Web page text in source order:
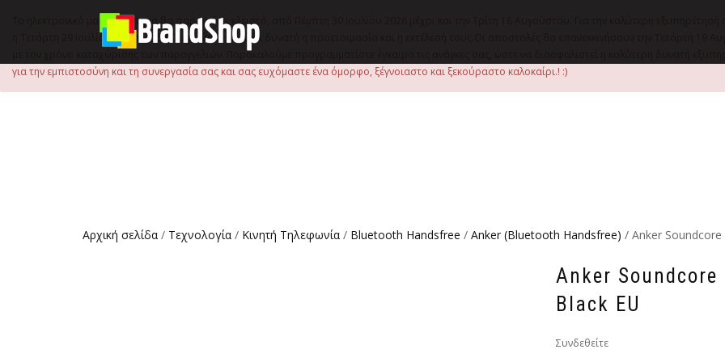
Το ηλεκτρονικό μας κατάστημα θα παραμείνει κλειστό, από Πέμπτη 30 Ιουλίου 2026 μέχρι και την Τρίτη 18 Αυγούστου. Για την καλύτερη
η Τετάρτη 29 Ιουλίου, έως τις 15:00 μ.μ., ώστε να είναι δυνατή η προετοιμασία και η εκτέλεσή τους.Οι αποστολές θα επανεκκινήσουν την Τετάρτη
με τον χρόνο καταχώρισης των παραγγελιών. Παρακαλούμε προγραμματίστε έγκαιρα τις ανάγκες σας, ώστε να διασφαλιστεί η καλύτερη δυνατή
για την εμπιστοσύνη και τη συνεργασία σας και σας ευχόμαστε ένα όμορφο, ξέγνοιαστο και ξεκούραστο καλοκαίρι.! :)
Αρχική σελίδα / Τεχνολογία / Κινητή Τηλεφωνία / Bluetooth Handsfree / Anker (Bluetooth Handsfree) / Anker
Anker
Black EU
Συνδεθείτε